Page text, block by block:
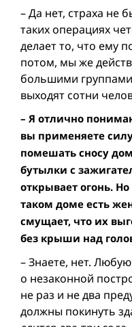
– Да нет, страха не
таких операциях
делает то, что ему
потом, мы же
большими
выходят сотни
– Я отлично
вы применяете
помешать сносу
бутылки с
открывает огонь.
таком доме есть
смущает, что их
без крыши над
– Знаете, нет.
о незаконной
не раз и не два
должны покинуть